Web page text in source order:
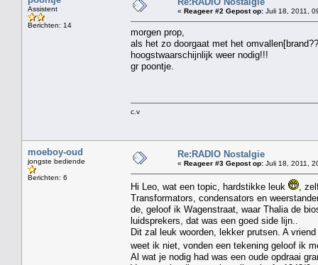
Assistent
Berichten: 14
« Reageer #2 Gepost op: Juli 18, 2011,
morgen prop,
als het zo doorgaat met het
hoogstwaarschijnlijk weer nodig!!!
gr poontje.
c.v
moeboy-oud
jongste bediende
Berichten: 6
Re:RADIO Nostalgie
« Reageer #3 Gepost op: Juli 18, 2011,
Hi Leo, wat een topic, hardstikke leuk
,
Transformators, condensators en
de, geloof ik Wagenstraat, waar Thalia de
luidsprekers, dat was een goed side lijn..
Dit zal leuk woorden, lekker prutsen. A
weet ik niet, vonden een tekening geloof ik
Al wat je nodig had was een oude opdraai